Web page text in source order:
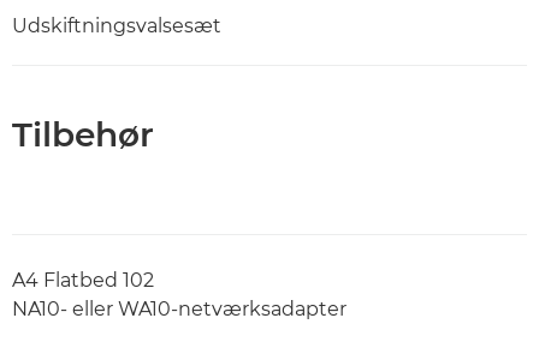
Udskiftningsvalsesæt
Tilbehør
A4 Flatbed 102
NA10- eller WA10-netværksadapter